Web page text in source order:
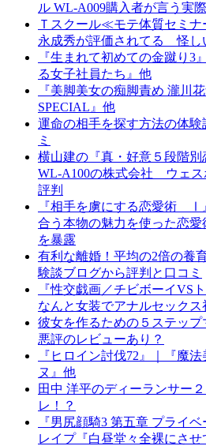
ル WL-A009購入者が言う実
Ｔスクール≪モテ体質セミ
永成秀が評価されてる 怪し
『生まれて初めての金蹴り3
る女子社員たち』他
『美脚美女の痴脚責め 瀧川
SPECIAL』他
運命の相手を探す方法の体
ミ
横山建の『真・好意５段階
WL-A100の株式会社 ウェ
評判
『相手を虜にする恋愛術
合う本物の魅力を使った恋
を暴露
有利な離婚！平均の2倍の養
験談ブログから評判と口コミ
『性交戯画／チビボーイVS
なんと女装でアナルセック
彼女を作るための５ステッ
悪評のレビューあり？
『ヒロイン討伐72』｜『魔
ヌ』他
田中 洋平のディーランサー
レ！？
『男尻顔騎3 第五章 プライ
レイプ『白昼堂々全裸にさ